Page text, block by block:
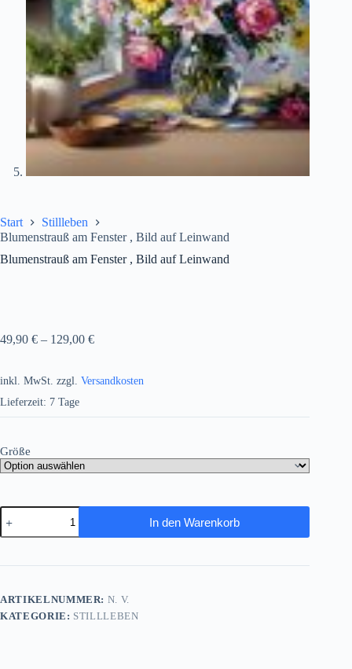
Start
Stillleben
Blumenstrauß am Fenster , Bild auf Leinwand
Blumenstrauß am Fenster , Bild auf Leinwand
49,90 € – 129,00 €
inkl. MwSt. zzgl. Versandkosten
Lieferzeit: 7 Tage
Größe
Blumenstrauß
am
Fenster
Bild
Menge
In den Warenkorb
ARTIKELNUMMER: N. V.
KATEGORIE: STILLLEBEN